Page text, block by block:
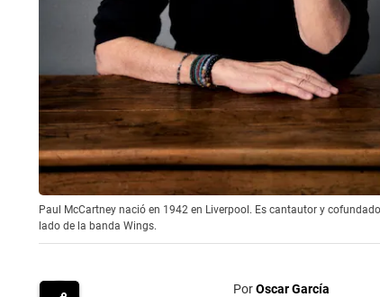
Paul McCartney nació en 1942 en Liverpool. Es cantautor y
lado de la banda Wings.
PorOscar García